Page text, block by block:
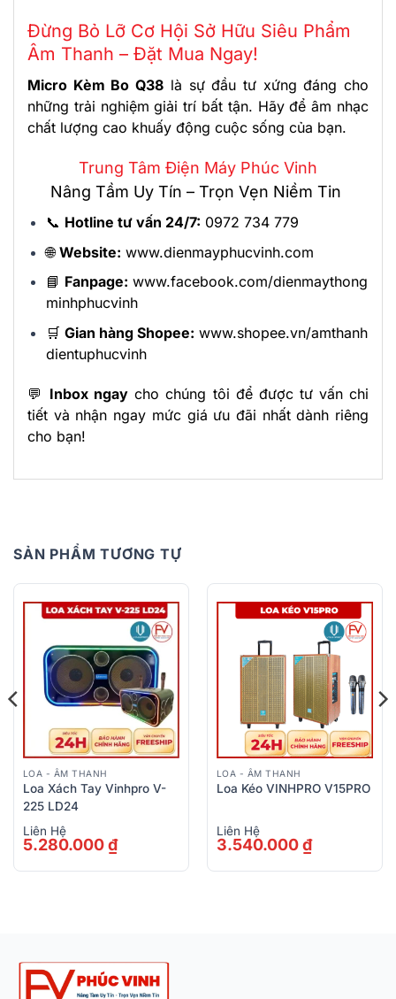
Đừng Bỏ Lỡ Cơ Hội Sở Hữu Siêu Phẩm
Âm Thanh – Đặt Mua Ngay!
Micro Kèm Bo Q38 là sự đầu tư xứng đáng cho
những trải nghiệm giải trí bất tận. Hãy để âm nhạc
chất lượng cao khuấy động cuộc sống của bạn.
Trung Tâm Điện Máy Phúc Vinh
Nâng Tầm Uy Tín – Trọn Vẹn Niềm Tin
📞 Hotline tư vấn 24/7: 0972 734 779
🌐Website: www.dienmayphucvinh.com
📘 Fanpage: www.facebook.com/dienmaythong
minhphucvinh
🛒 Gian hàng Shopee: www.shopee.vn/amthanh
dientuphucvinh
💬 Inbox ngay cho chúng tôi để được tư vấn chi
tiết và nhận ngay mức giá ưu đãi nhất dành riêng
cho bạn!
SẢN PHẨM TƯƠNG TỰ
LOA - ÂM THANH
Loa Xách Tay Vinhpro V-
225 LD24
5.280.000₫
Liên Hệ
LOA - ÂM THANH
Loa Kéo VINHPRO V15PRO
3.540.000₫
Liên Hệ